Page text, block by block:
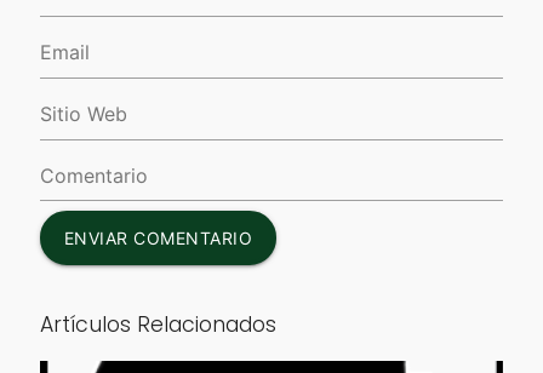
ENVIAR COMENTARIO
Artículos Relacionados